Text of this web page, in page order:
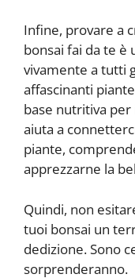
Infine, provare a
bonsai fai da te è
vivamente a tutti
affascinanti
base nutritiva per
aiuta a
piante,
apprezzarne la
Quindi, non
tuoi bonsai un
dedizione. Sono
sorprenderanno.